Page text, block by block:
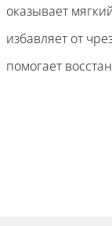
оказывает
избавляет от
помогает